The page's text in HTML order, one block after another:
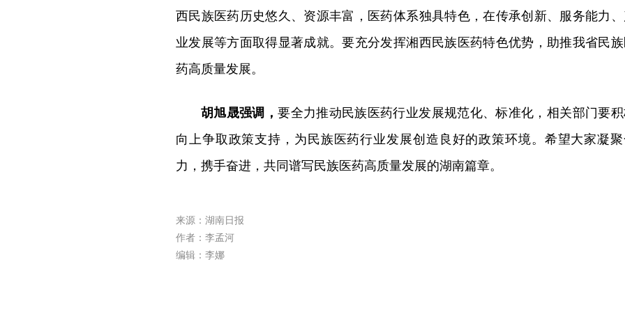
西民族医药历史悠久、资源丰富，医药体系独具特色，在传承创新、服务能力
业发展等方面取得显著成就。要充分发挥湘西民族医药特色优势，助推我省民
药高质量发展。
胡旭晟强调，要全力推动民族医药行业发展规范化、标准化，相关部门要
向上争取政策支持，为民族医药行业发展创造良好的政策环境。希望大家凝聚
力，携手奋进，共同谱写民族医药高质量发展的湖南篇章。
来源：湖南日报
作者：李孟河
编辑：李娜